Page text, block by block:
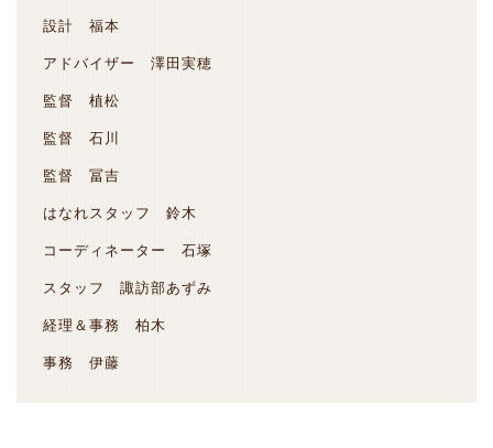
設計 福本
アドバイザー 澤田実穂
監督 植松
監督 石川
監督 冨吉
はなれスタッフ 鈴木
コーディネーター 石塚
スタッフ 諏訪部あずみ
経理＆事務 柏木
事務 伊藤